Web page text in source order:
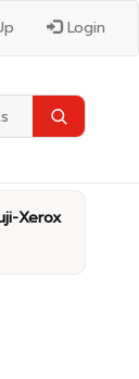
Login
Xerox